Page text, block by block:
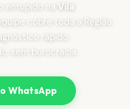
entupido na Vila
cobre toda a Região
rápido,
sem burocracia.
WhatsApp